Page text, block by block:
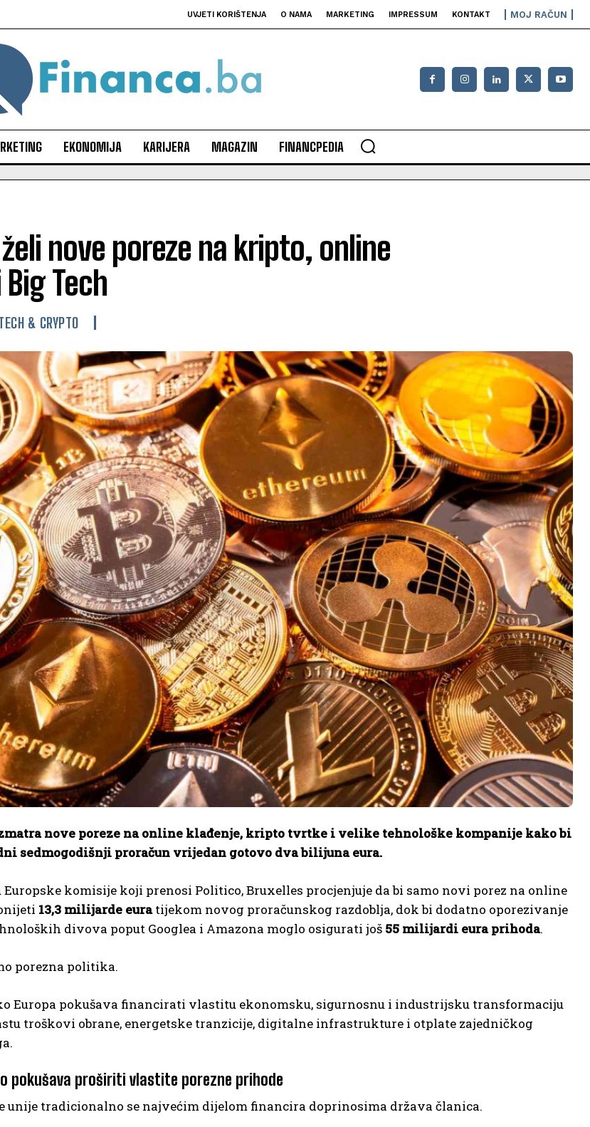
UVJETI KORIŠTENJA O NAMA MARKETING IMPRESSUM KONTAKT MOJ RAČUN
EKONOMIJA KARIJERA MAGAZIN FINANCPEDIA
nove poreze na kripto, online
Tech
& CRYPTO
nove poreze na online klađenje, kripto tvrtke i velike tehnološke kompanije kako bi
sedmogodišnji proračun vrijedan gotovo dva bilijuna eura.
Europske komisije koji prenosi Politico, Bruxelles procjenjuje da bi samo novi porez na online
13,3 milijarde euratijekom novog proračunskog razdoblja, dok bi dodatno oporezivanje
divova poput Googlea i Amazona moglo osigurati još 55 milijardi eura prihoda.
porezna politika.
Europa pokušava financirati vlastitu ekonomsku, sigurnosnu i industrijsku transformaciju
troškovi obrane, energetske tranzicije, digitalne infrastrukture i otplate zajedničkog
pokušava proširiti vlastite porezne prihode
unije tradicionalno se najvećim dijelom financira doprinosima država članica.